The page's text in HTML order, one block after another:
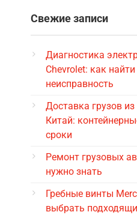
Свежие записи
Диагностика
Chevrolet: как
неисправность
Доставка грузов
Китай:
сроки
Ремонт грузовых
нужно знать
Гребные винты
выбрать